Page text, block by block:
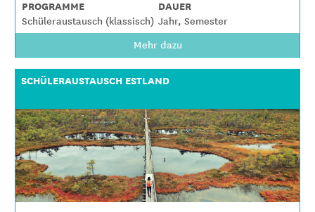
PROGRAMME DAUER
Schüleraustausch (klassisch) Jahr, Semester
Mehr dazu
SCHÜLERAUSTAUSCH ESTLAND